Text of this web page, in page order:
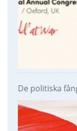
De politiska